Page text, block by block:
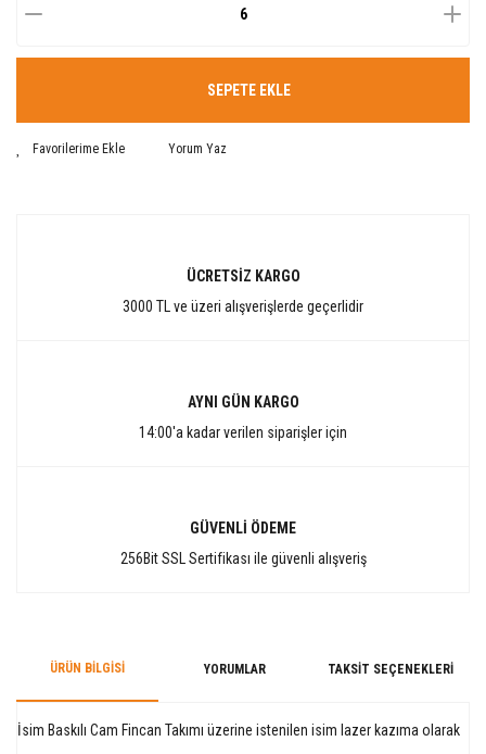
SEPETE EKLE
Yorum Yaz
ÜCRETSİZ KARGO
3000 TL ve üzeri alışverişlerde geçerlidir
AYNI GÜN KARGO
14:00'a kadar verilen siparişler için
GÜVENLİ ÖDEME
256Bit SSL Sertifikası ile güvenli alışveriş
ÜRÜN BILGISI YORUMLAR TAKSIT SEÇENEKLERI
İsim Baskılı Cam Fincan Takımı üzerine istenilen isim lazer kazıma olarak